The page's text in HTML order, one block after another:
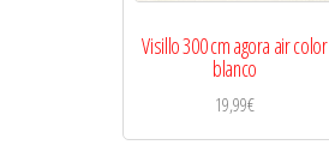
Visillo 300 cm agora air color
blanco
19,99€